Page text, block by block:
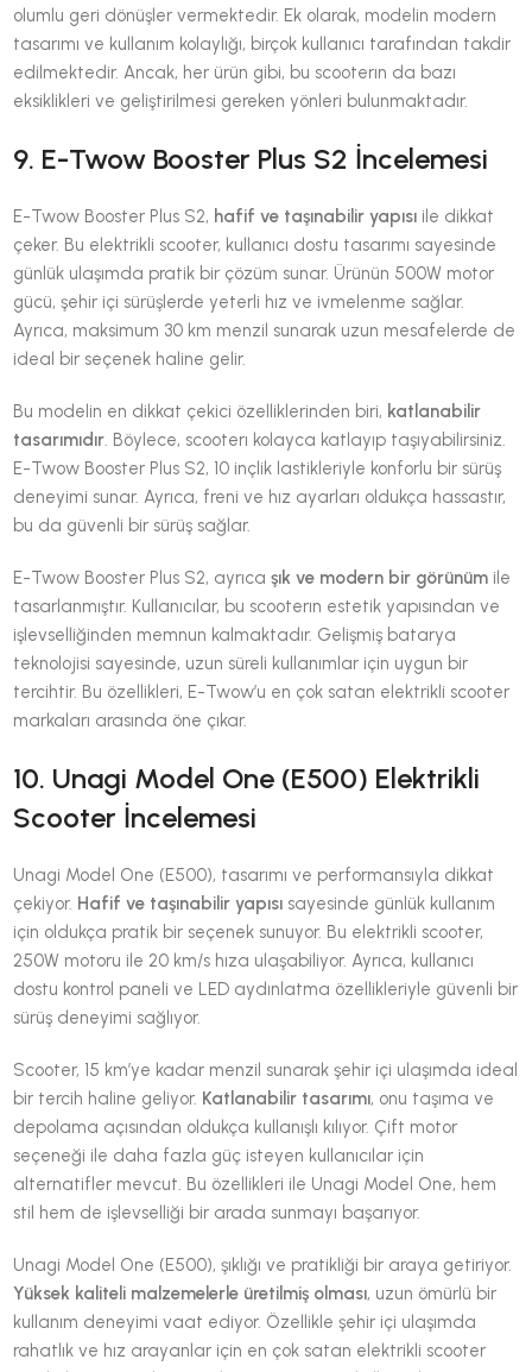
olumlu geri dönüşler vermektedir. Ek olarak, modelin modern
tasarımı ve kullanım kolaylığı, birçok kullanıcı tarafından takdir
edilmektedir. Ancak, her ürün gibi, bu scooterın da bazı
eksiklikleri ve geliştirilmesi gereken yönleri bulunmaktadır.
9. E-Twow Booster Plus S2 İncelemesi
E-Twow Booster Plus S2, hafif ve taşınabilir yapısı ile dikkat
çeker. Bu elektrikli scooter, kullanıcı dostu tasarımı sayesinde
günlük ulaşımda pratik bir çözüm sunar. Ürünün 500W motor
gücü, şehir içi sürüşlerde yeterli hız ve ivmelenme sağlar.
Ayrıca, maksimum 30 km menzil sunarak uzun mesafelerde de
ideal bir seçenek haline gelir.
Bu modelin en dikkat çekici özelliklerinden biri, katlanabilir
tasarımıdır. Böylece, scooterı kolayca katlayıp taşıyabilirsiniz.
E-Twow Booster Plus S2, 10 inçlik lastikleriyle konforlu bir sürüş
deneyimi sunar. Ayrıca, freni ve hız ayarları oldukça hassastır,
bu da güvenli bir sürüş sağlar.
E-Twow Booster Plus S2, ayrıcaşık ve modern bir görünüm ile
tasarlanmıştır. Kullanıcılar, bu scooterın estetik yapısından ve
işlevselliğinden memnun kalmaktadır. Gelişmiş batarya
teknolojisi sayesinde, uzun süreli kullanımlar için uygun bir
tercihtir. Bu özellikleri, E-Twow’u en çok satan elektrikli scooter
markaları arasında öne çıkar.
10. Unagi Model One (E500) Elektrikli
Scooter İncelemesi
Unagi Model One (E500), tasarımı ve performansıyla dikkat
çekiyor. Hafif ve taşınabilir yapısı sayesinde günlük kullanım
için oldukça pratik bir seçenek sunuyor. Bu elektrikli scooter,
250W motoru ile 20 km/s hıza ulaşabiliyor. Ayrıca, kullanıcı
dostu kontrol paneli ve LED aydınlatma özellikleriyle güvenli bir
sürüş deneyimi sağlıyor.
Scooter, 15 km’ye kadar menzil sunarak şehir içi ulaşımda ideal
bir tercih haline geliyor. Katlanabilir tasarımı, onu taşıma ve
depolama açısından oldukça kullanışlı kılıyor. Çift motor
seçeneği ile daha fazla güç isteyen kullanıcılar için
alternatifler mevcut. Bu özellikleri ile Unagi Model One, hem
stil hem de işlevselliği bir arada sunmayı başarıyor.
Unagi Model One (E500), şıklığı ve pratikliği bir araya getiriyor.
Yüksek kaliteli malzemelerle üretilmiş olması, uzun ömürlü bir
kullanım deneyimi vaat ediyor. Özellikle şehir içi ulaşımda
rahatlık ve hız arayanlar için en çok satan elektrikli scooter